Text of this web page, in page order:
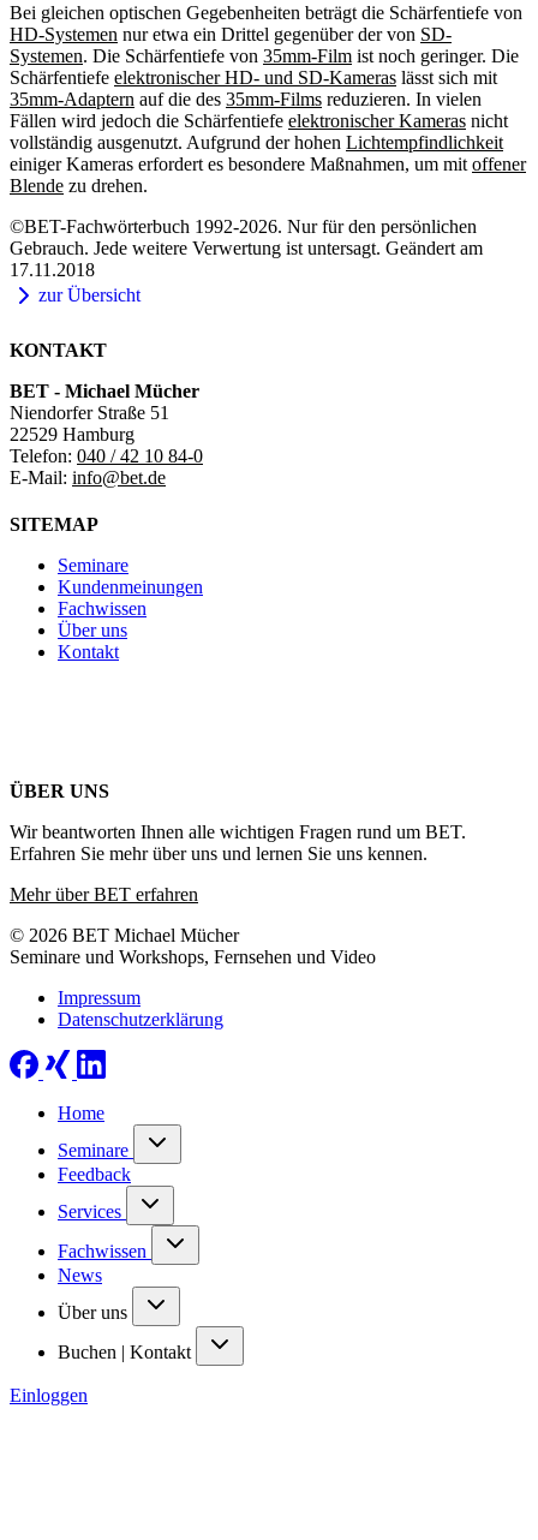
Bei gleichen optischen Gegebenheiten beträgt die Schärfentiefe von
HD-Systemen nur etwa ein Drittel gegenüber der von SD-
Systemen. Die Schärfentiefe von 35mm-Film ist noch geringer. Die
Schärfentiefe elektronischer HD- und SD-Kameras lässt sich mit
35mm-Adaptern auf die des 35mm-Films reduzieren. In vielen
Fällen wird jedoch die Schärfentiefe elektronischer Kameras nicht
vollständig ausgenutzt. Aufgrund der hohen Lichtempfindlichkeit
einiger Kameras erfordert es besondere Maßnahmen, um mit offener
Blende zu drehen.
©BET-Fachwörterbuch 1992-2026. Nur für den persönlichen
Gebrauch. Jede weitere Verwertung ist untersagt. Geändert am
17.11.2018
zur Übersicht
KONTAKT
BET - Michael Mücher
Niendorfer Straße 51
22529 Hamburg
Telefon: 040 / 42 10 84-0
E-Mail: info@bet.de
SITEMAP
Seminare
Kundenmeinungen
Fachwissen
Über uns
Kontakt
ÜBER UNS
Wir beantworten Ihnen alle wichtigen Fragen rund um BET.
Erfahren Sie mehr über uns und lernen Sie uns kennen.
Mehr über BET erfahren
© 2026 BET Michael Mücher
Seminare und Workshops, Fernsehen und Video
Impressum
Datenschutzerklärung
Home
Seminare
Feedback
Services
Fachwissen
News
Über uns
Buchen | Kontakt
Einloggen